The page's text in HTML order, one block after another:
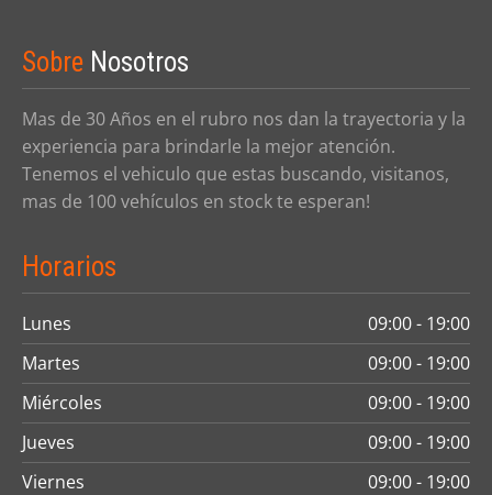
Sobre Nosotros
Mas de 30 Años en el rubro nos dan la trayectoria y la
experiencia para brindarle la mejor atención.
Tenemos el vehiculo que estas buscando, visitanos,
mas de 100 vehículos en stock te esperan!
Horarios
Lunes
09:00 - 19:00
Martes
09:00 - 19:00
Miércoles
09:00 - 19:00
Jueves
09:00 - 19:00
Viernes
09:00 - 19:00